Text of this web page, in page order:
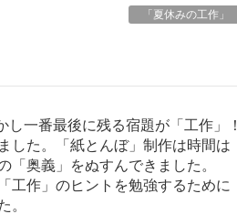
「夏休みの工作」
し一番最後に残る宿題が「工作」！
した。「紙とんぼ」制作は時間は
「奥義」をぬすんできました。
のヒントを勉強するために